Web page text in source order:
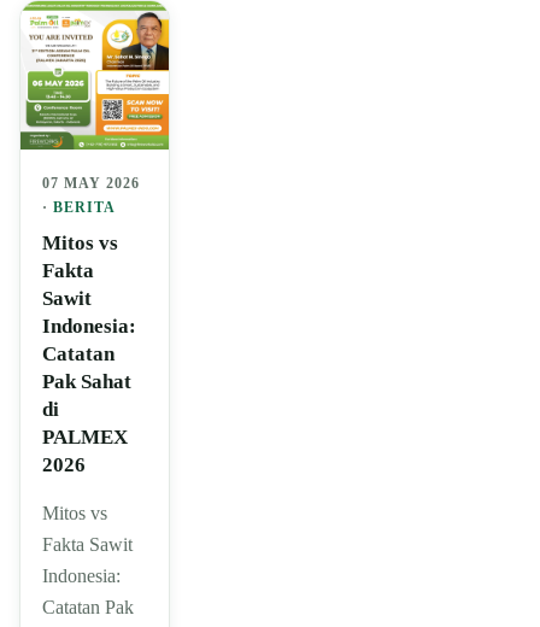
07 MAY 2026
· BERITA
Mitos vs
Fakta
Sawit
Indonesia:
Catatan
Pak Sahat
di
PALMEX
2026
Mitos vs
Fakta Sawit
Indonesia:
Catatan Pak